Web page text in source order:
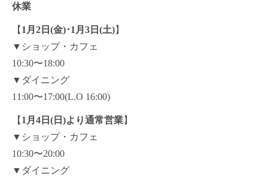
休業
【 1 月2日(金)･1月3日(土)】
▼ショップ・カフェ
10:30〜18:00
▼ダイニング
11:00〜17:00(L.O 16:00)
【 1 月4日(日)より通常営業】
▼ショップ・カフェ
10:30〜20:00
▼ダイニング